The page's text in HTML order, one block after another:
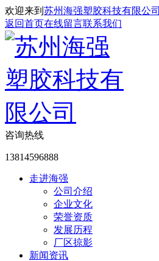
欢迎来到 苏州海强塑胶科技有限公司
返回首页在线留言联系我们
咨询热线
13814596888
走进海强
公司介绍
企业文化
荣誉资质
发展历程
厂区掠影
新闻资讯